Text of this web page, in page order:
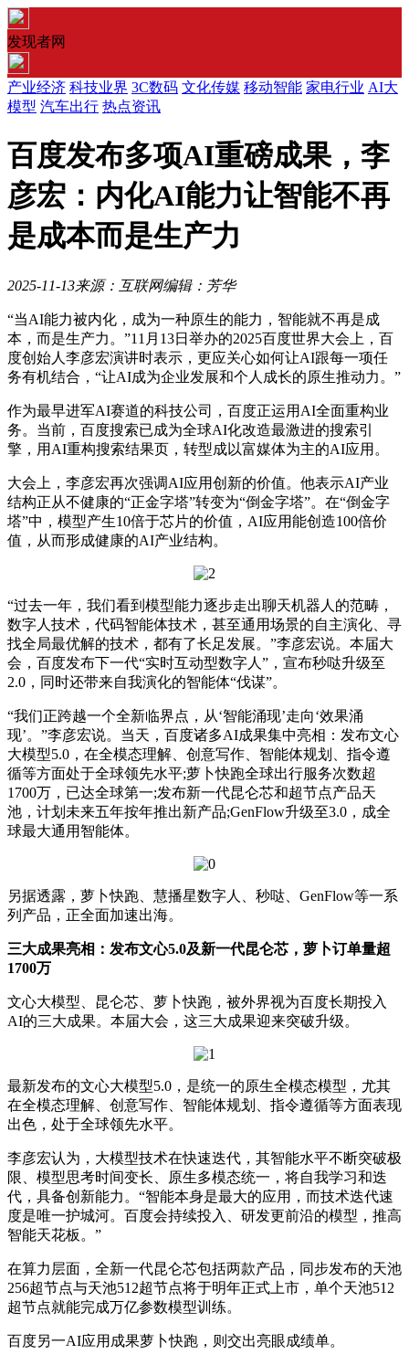
发现者网
产业经济 科技业界 3C数码 文化传媒 移动智能 家电行业 AI大
模型 汽车出行 热点资讯
百度发布多项AI重磅成果，李
彦宏：内化AI能力让智能不再
是成本而是生产力
2025-11-13来源：互联网编辑：芳华
“当AI能力被内化，成为一种原生的能力，智能就不再是成
本，而是生产力。”11月13日举办的2025百度世界大会上，百
度创始人李彦宏演讲时表示，更应关心如何让AI跟每一项任
务有机结合，“让AI成为企业发展和个人成长的原生推动力。”
作为最早进军AI赛道的科技公司，百度正运用AI全面重构业
务。当前，百度搜索已成为全球AI化改造最激进的搜索引
擎，用AI重构搜索结果页，转型成以富媒体为主的AI应用。
大会上，李彦宏再次强调AI应用创新的价值。他表示AI产业
结构正从不健康的“正金字塔”转变为“倒金字塔”。在“倒金字
塔”中，模型产生10倍于芯片的价值，AI应用能创造100倍价
值，从而形成健康的AI产业结构。
“过去一年，我们看到模型能力逐步走出聊天机器人的范畴，
数字人技术，代码智能体技术，甚至通用场景的自主演化、寻
找全局最优解的技术，都有了长足发展。”李彦宏说。本届大
会，百度发布下一代“实时互动型数字人”，宣布秒哒升级至
2.0，同时还带来自我演化的智能体“伐谋”。
“我们正跨越一个全新临界点，从‘智能涌现’走向‘效果涌
现’。”李彦宏说。当天，百度诸多AI成果集中亮相：发布文心
大模型5.0，在全模态理解、创意写作、智能体规划、指令遵
循等方面处于全球领先水平;萝卜快跑全球出行服务次数超
1700万，已达全球第一;发布新一代昆仑芯和超节点产品天
池，计划未来五年按年推出新产品;GenFlow升级至3.0，成全
球最大通用智能体。
另据透露，萝卜快跑、慧播星数字人、秒哒、GenFlow等一系
列产品，正全面加速出海。
三大成果亮相：发布文心5.0及新一代昆仑芯，萝卜订单量超
1700万
文心大模型、昆仑芯、萝卜快跑，被外界视为百度长期投入
AI的三大成果。本届大会，这三大成果迎来突破升级。
最新发布的文心大模型5.0，是统一的原生全模态模型，尤其
在全模态理解、创意写作、智能体规划、指令遵循等方面表现
出色，处于全球领先水平。
李彦宏认为，大模型技术在快速迭代，其智能水平不断突破极
限、模型思考时间变长、原生多模态统一，将自我学习和迭
代，具备创新能力。“智能本身是最大的应用，而技术迭代速
度是唯一护城河。百度会持续投入、研发更前沿的模型，推高
智能天花板。”
在算力层面，全新一代昆仑芯包括两款产品，同步发布的天池
256超节点与天池512超节点将于明年正式上市，单个天池512
超节点就能完成万亿参数模型训练。
百度另一AI应用成果萝卜快跑，则交出亮眼成绩单。